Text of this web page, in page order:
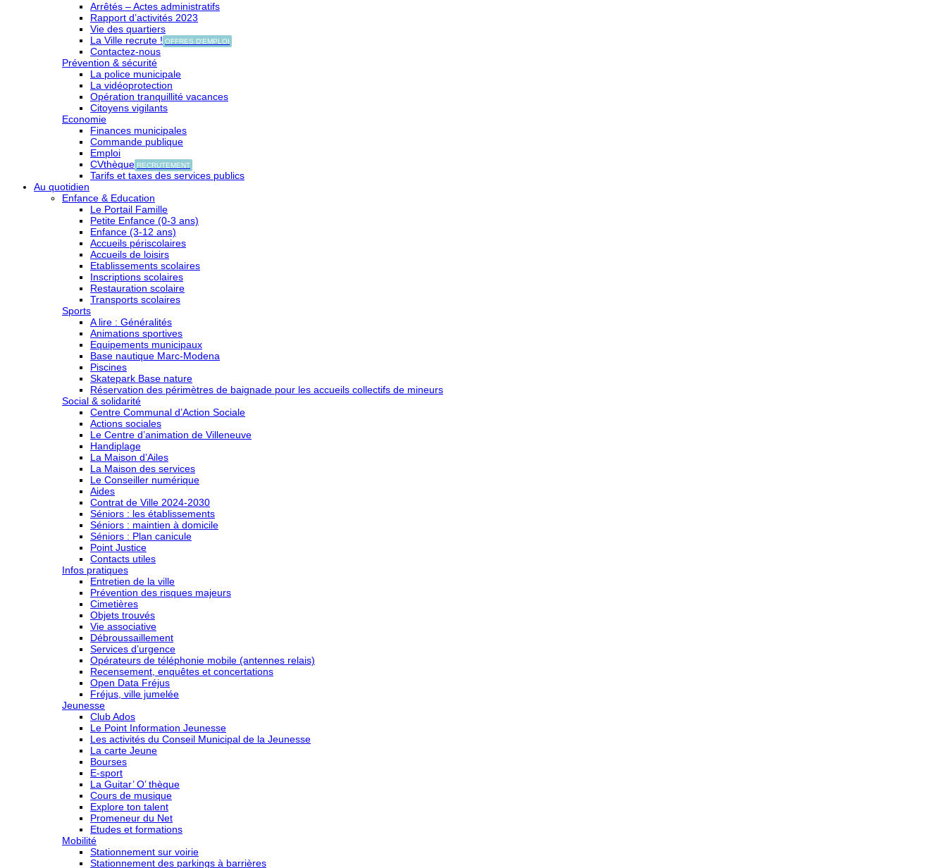
Arrêtés – Actes administratifs
Rapport d’activités 2023
Vie des quartiers
La Ville recrute ! OFFRES D'EMPLOI
Contactez-nous
Prévention & sécurité
La police municipale
La vidéoprotection
Opération tranquillité vacances
Citoyens vigilants
Economie
Finances municipales
Commande publique
Emploi
CVthèque RECRUTEMENT
Tarifs et taxes des services publics
Au quotidien
Enfance & Education
Le Portail Famille
Petite Enfance (0-3 ans)
Enfance (3-12 ans)
Accueils périscolaires
Accueils de loisirs
Etablissements scolaires
Inscriptions scolaires
Restauration scolaire
Transports scolaires
Sports
A lire : Généralités
Animations sportives
Equipements municipaux
Base nautique Marc-Modena
Piscines
Skatepark Base nature
Réservation des périmètres de baignade pour les accueils collectifs de mineurs
Social & solidarité
Centre Communal d’Action Sociale
Actions sociales
Le Centre d’animation de Villeneuve
Handiplage
La Maison d’Ailes
La Maison des services
Le Conseiller numérique
Aides
Contrat de Ville 2024-2030
Séniors : les établissements
Séniors : maintien à domicile
Séniors : Plan canicule
Point Justice
Contacts utiles
Infos pratiques
Entretien de la ville
Prévention des risques majeurs
Cimetières
Objets trouvés
Vie associative
Débroussaillement
Services d’urgence
Opérateurs de téléphonie mobile (antennes relais)
Recensement, enquêtes et concertations
Open Data Fréjus
Fréjus, ville jumelée
Jeunesse
Club Ados
Le Point Information Jeunesse
Les activités du Conseil Municipal de la Jeunesse
La carte Jeune
Bourses
E-sport
La Guitar’ O’ thèque
Cours de musique
Explore ton talent
Promeneur du Net
Etudes et formations
Mobilité
Stationnement sur voirie
Stationnement des parkings à barrières